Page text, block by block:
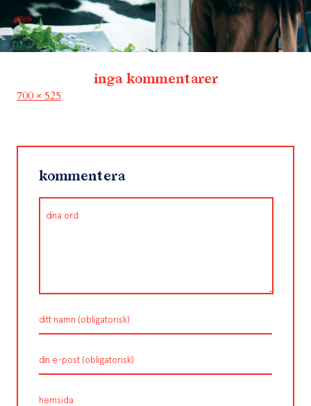
inga kommentarer
Full
700 × 525
kommentera